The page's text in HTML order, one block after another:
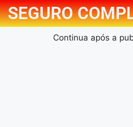
SEGURO
Continua após a